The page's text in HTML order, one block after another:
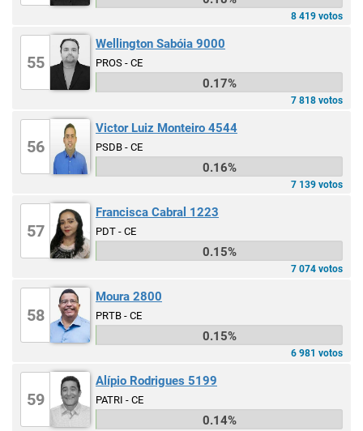
8 419 votos
55
Wellington Sabóia 9000
PROS - CE
0.17%
7 818 votos
56
Victor Luiz Monteiro 4544
PSDB - CE
0.16%
7 139 votos
57
Francisca Cabral 1223
PDT - CE
0.15%
7 074 votos
58
Moura 2800
PRTB - CE
0.15%
6 981 votos
59
Alípio Rodrigues 5199
PATRI - CE
0.14%